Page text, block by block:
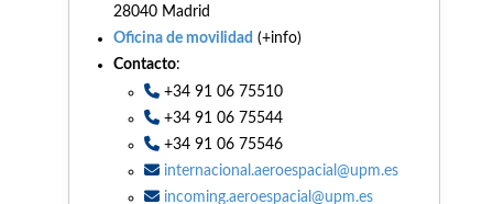
28040 Madrid
Oficina de movilidad (+info)
Contacto:
+34 91 06 75510
+34 91 06 75544
+34 91 06 75546
internacional.aeroespacial@upm.es
incoming.aeroespacial@upm.es